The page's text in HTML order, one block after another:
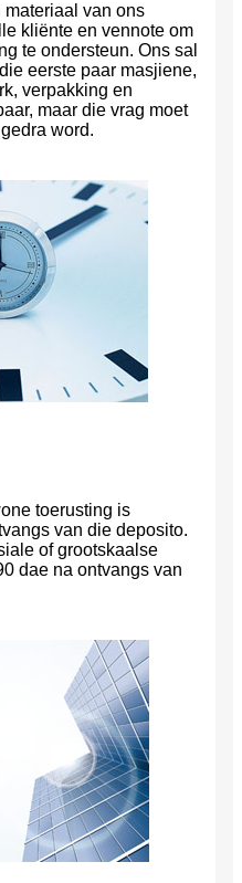
van ons
kliënte en vennote om
te ondersteun. Ons sal
eerste paar masjiene,
verpakking en
maar die vrag moet
word.
toerusting is
van die deposito.
of grootskaalse
dae na ontvangs van